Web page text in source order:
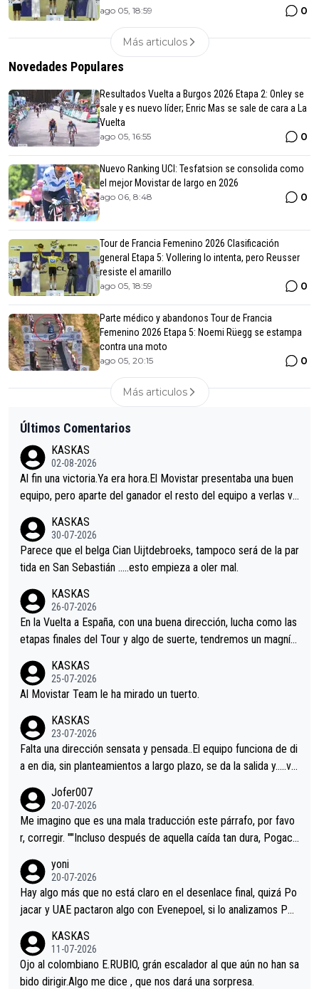
ago 05, 18:59 0
Más articulos
Novedades Populares
Resultados Vuelta a Burgos 2026 Etapa 2: Onley se
sale y es nuevo líder; Enric Mas se sale de cara a La
Vuelta
ago 05, 16:55 0
Nuevo Ranking UCI: Tesfatsion se consolida como
el mejor Movistar de largo en 2026
ago 06, 8:48 0
Tour de Francia Femenino 2026 Clasificación
general Etapa 5: Vollering lo intenta, pero Reusser
resiste el amarillo
ago 05, 18:59 0
Parte médico y abandonos Tour de Francia
Femenino 2026 Etapa 5: Noemi Rüegg se estampa
contra una moto
ago 05, 20:15 0
Más articulos
Últimos Comentarios
KASKAS
02-08-2026
Al fin una victoria.Ya era hora.El Movistar presentaba una buen
equipo, pero aparte del ganador el resto del equipo a verlas ve
s.La única buena noticia es la mejoría de Enric Más en San Seb
astian.Si en la Vuelta a Burgos sigue la mejoría, podríamos ten
er alguna sorpresa en la Vuelta.Ojalá.
KASKAS
30-07-2026
Parece que el belga Cian Uijtdebroeks, tampoco será de la par
tida en San Sebastián …..esto empieza a oler mal.
KASKAS
26-07-2026
En la Vuelta a España, con una buena dirección, lucha como las
etapas finales del Tour y algo de suerte, tendremos un magnífi
KASKAS
25-07-2026
Al Movistar Team le ha mirado un tuerto.
KASKAS
23-07-2026
Falta una dirección sensata y pensada..El equipo funciona de di
a en dia, sin planteamientos a largo plazo, se da la salida y…..ve
Minguez, Velez etc etc.Me da pena vivir estos momentos tan
tristes sin victorias.
Jofer007
20-07-2026
Me imagino que es una mala traducción este párrafo, por favo
r, corregir. ""Incluso después de aquella caída tan dura, Pogaca
permaneció pegado a su rueda. Parecía increíble la forma en l
a que era capaz de controlar el miedo", recordó."
yoni
20-07-2026
Hay algo más que no está claro en el desenlace final, quizá Po
jacar y UAE pactaron algo con Evenepoel, si lo analizamos Poj
i sin pedalear, luego está el saludo con Evenepoel dándose la
mano de una manera muy fraternal, más allá de los típicos toqu
es en el hombro con que saludaba a Vingegard. Ahí hubo una in
KASKAS
11-07-2026
Ojo al colombiano E.RUBIO, grán escalador al que aún no han sa
bido dirigir.Algo me dice , que nos dará una sorpresa.